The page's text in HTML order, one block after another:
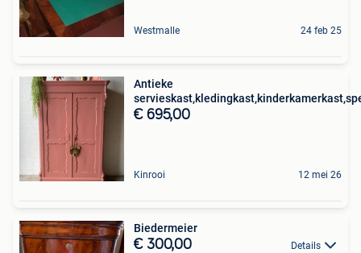
Westmalle 24 feb 25
Antieke
€ 695,00
Kinrooi 12 mei 26
Biedermeier
€ 300,00 Details